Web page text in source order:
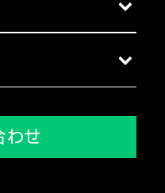
ト
ヴァー
)有限公司
わせ